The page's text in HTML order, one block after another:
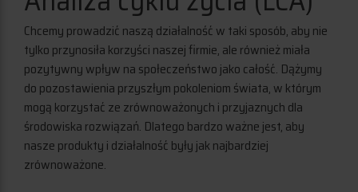
Chcemy prowadzić naszą działalność w taki sposób, aby nie
tylko przynosiła korzyści naszej firmie, ale również miała
pozytywny wpływ na społeczeństwo jako całość. Dążymy
do pozostawienia przyszłym pokoleniom świata, w którym
mogą korzystać ze zrównoważonych i przyjaznych dla
środowiska rozwiązań. Dlatego bardzo ważne jest, aby
nasze produkty i działalność były jak najbardziej
zrównoważone.